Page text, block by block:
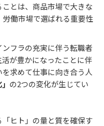
とは、商品市場で大きな
働市場で選ばれる重要性
フラの充実に伴う転職者
活が豊かになったことに伴
求めて仕事に向き合う人
の2つの変化が生じてい
ヒト」の量と質を確保す